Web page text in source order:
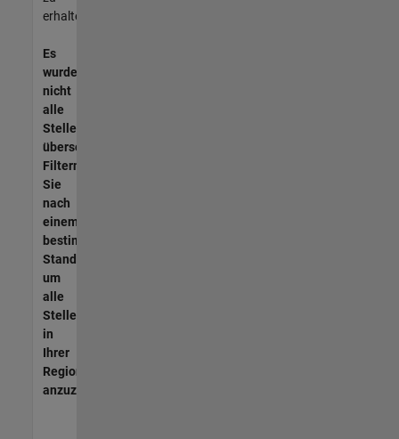
erhalten.
Es
wurden
nicht
alle
Stellen
übersetzt.
Filtern
Sie
nach
einem
bestimmten
Standort,
um
alle
Stellenangebote
in
Ihrer
Region
anzuzeigen.